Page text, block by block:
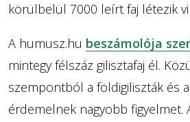
körülbelül 7000 leírt faj létezik
A humusz.hu beszámolója
mintegy félszáz gilisztafaj él.
szempontból a földigiliszták és
érdemelnek nagyobb figyelmet.